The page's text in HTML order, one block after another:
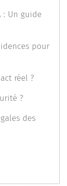
: Un guide
pour
réel ?
?
des